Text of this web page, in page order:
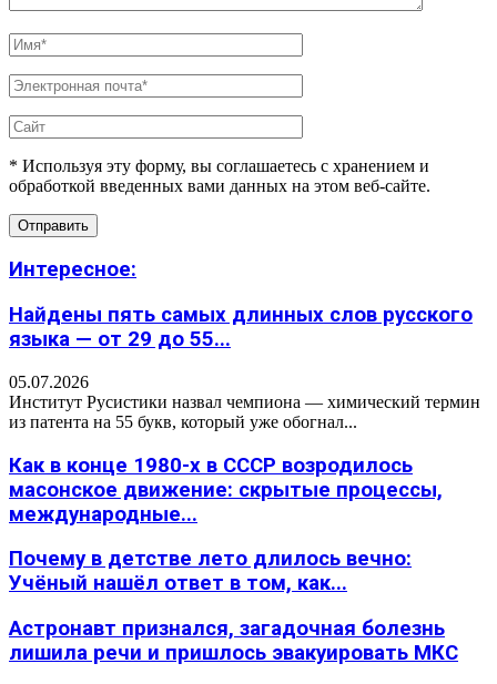
* Используя эту форму, вы соглашаетесь с хранением и
обработкой введенных вами данных на этом веб-сайте.
Интересное:
Найдены пять самых длинных слов русского
языка — от 29 до 55...
05.07.2026
Институт Русистики назвал чемпиона — химический термин
из патента на 55 букв, который уже обогнал...
Как в конце 1980-х в СССР возродилось
масонское движение: скрытые процессы,
международные...
Почему в детстве лето длилось вечно:
Учёный нашёл ответ в том, как...
Астронавт признался, загадочная болезнь
лишила речи и пришлось эвакуировать МКС